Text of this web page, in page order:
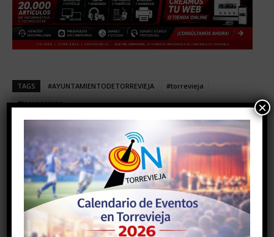
TAGS #AYUNTAMIENTODETORREVIEJA
#torrevieja
#torreviejaon
Facebook Twitter
Artículo anterior
HOY, A LAS 20:00 HORAS,
Artículo siguiente
CCOO y UGT denuncian que
×